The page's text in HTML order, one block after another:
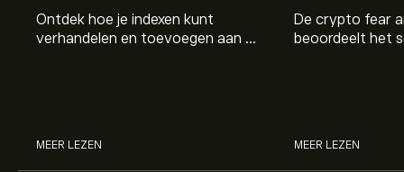
Ontdek hoe je indexen kunt
verhandelen en toevoegen aan je
MEER LEZEN
De crypto fear
beoordeelt het
MEER LEZEN